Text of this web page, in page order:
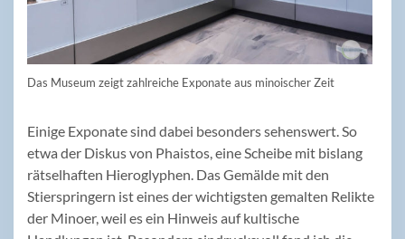
Das Museum zeigt zahlreiche Exponate aus minoischer Zeit
Einige Exponate sind dabei besonders sehenswert. So
etwa der Diskus von Phaistos, eine Scheibe mit bislang
rätselhaften Hieroglyphen. Das Gemälde mit den
Stierspringern ist eines der wichtigsten gemalten Relikte
der Minoer, weil es ein Hinweis auf kultische